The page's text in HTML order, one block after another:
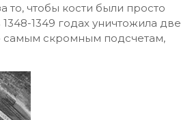
то, чтобы кости были просто
1349 годах уничтожила две
самым скромным подсчетам,